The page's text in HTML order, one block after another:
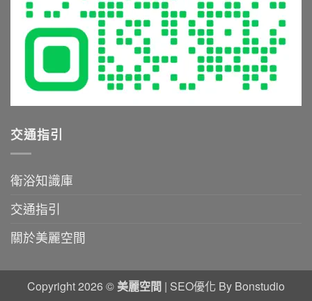
南〉
中
浴
體
驗〉
中
全
攻
略〉
交通指引
衛浴知識庫
交通指引
關於美麗空間
Copyright 2026 © 美麗空間 | SEO優化 By Bonstudio